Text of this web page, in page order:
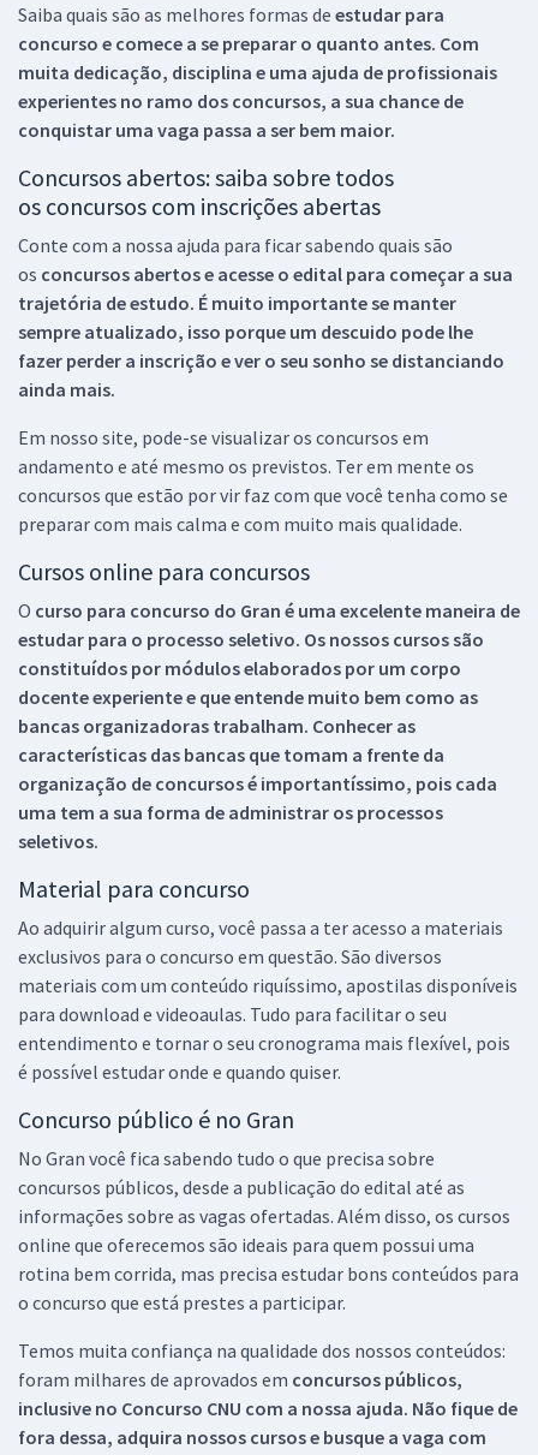
Saiba quais são as melhores formas de estudar para
concurso e comece a se preparar o quanto antes. Com
muita dedicação, disciplina e uma ajuda de profissionais
experientes no ramo dos concursos, a sua chance de
conquistar uma vaga passa a ser bem maior.
Concursos abertos: saiba sobre todos
os concursos com inscrições abertas
Conte com a nossa ajuda para ficar sabendo quais são
os concursos abertos e acesse o edital para começar a sua
trajetória de estudo. É muito importante se manter
sempre atualizado, isso porque um descuido pode lhe
fazer perder a inscrição e ver o seu sonho se distanciando
ainda mais.
Em nosso site, pode-se visualizar os concursos em
andamento e até mesmo os previstos. Ter em mente os
concursos que estão por vir faz com que você tenha como se
preparar com mais calma e com muito mais qualidade.
Cursos online para concursos
O curso para concurso do Gran é uma excelente maneira de
estudar para o processo seletivo. Os nossos cursos são
constituídos por módulos elaborados por um corpo
docente experiente e que entende muito bem como as
bancas organizadoras trabalham. Conhecer as
características das bancas que tomam a frente da
organização de concursos é importantíssimo, pois cada
uma tem a sua forma de administrar os processos
seletivos.
Material para concurso
Ao adquirir algum curso, você passa a ter acesso a materiais
exclusivos para o concurso em questão. São diversos
materiais com um conteúdo riquíssimo, apostilas disponíveis
para download e videoaulas. Tudo para facilitar o seu
entendimento e tornar o seu cronograma mais flexível, pois
é possível estudar onde e quando quiser.
Concurso público é no Gran
No Gran você fica sabendo tudo o que precisa sobre
concursos públicos, desde a publicação do edital até as
informações sobre as vagas ofertadas. Além disso, os cursos
online que oferecemos são ideais para quem possui uma
rotina bem corrida, mas precisa estudar bons conteúdos para
o concurso que está prestes a participar.
Temos muita confiança na qualidade dos nossos conteúdos:
foram milhares de aprovados em concursos públicos,
inclusive no Concurso CNU com a nossa ajuda. Não fique de
fora dessa, adquira nossos cursos e busque a vaga com